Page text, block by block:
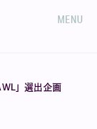
MENU
」選出企画